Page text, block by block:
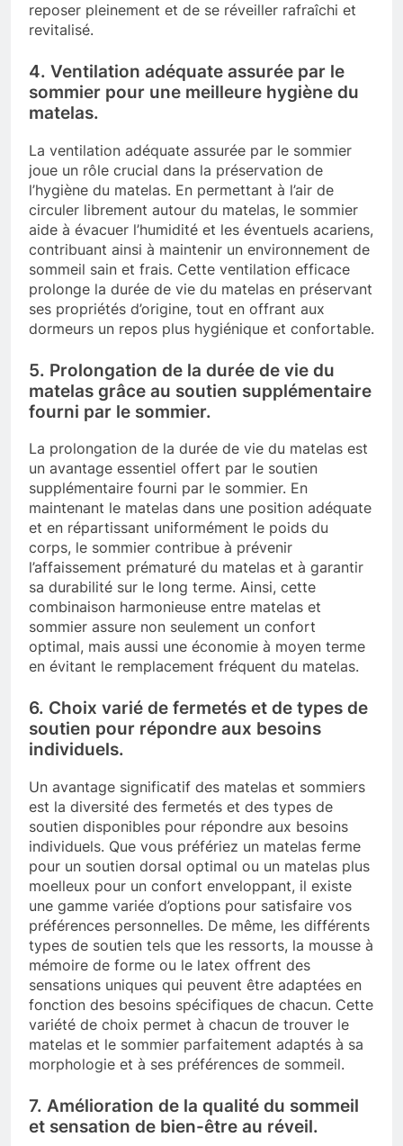
reposer pleinement et de se réveiller rafraîchi et
revitalisé.
4. Ventilation adéquate assurée par le
sommier pour une meilleure hygiène du
matelas.
La ventilation adéquate assurée par le sommier
joue un rôle crucial dans la préservation de
l’hygiène du matelas. En permettant à l’air de
circuler librement autour du matelas, le sommier
aide à évacuer l’humidité et les éventuels acariens,
contribuant ainsi à maintenir un environnement de
sommeil sain et frais. Cette ventilation efficace
prolonge la durée de vie du matelas en préservant
ses propriétés d’origine, tout en offrant aux
dormeurs un repos plus hygiénique et confortable.
5. Prolongation de la durée de vie du
matelas grâce au soutien supplémentaire
fourni par le sommier.
La prolongation de la durée de vie du matelas est
un avantage essentiel offert par le soutien
supplémentaire fourni par le sommier. En
maintenant le matelas dans une position adéquate
et en répartissant uniformément le poids du
corps, le sommier contribue à prévenir
l’affaissement prématuré du matelas et à garantir
sa durabilité sur le long terme. Ainsi, cette
combinaison harmonieuse entre matelas et
sommier assure non seulement un confort
optimal, mais aussi une économie à moyen terme
en évitant le remplacement fréquent du matelas.
6. Choix varié de fermetés et de types de
soutien pour répondre aux besoins
individuels.
Un avantage significatif des matelas et sommiers
est la diversité des fermetés et des types de
soutien disponibles pour répondre aux besoins
individuels. Que vous préfériez un matelas ferme
pour un soutien dorsal optimal ou un matelas plus
moelleux pour un confort enveloppant, il existe
une gamme variée d’options pour satisfaire vos
préférences personnelles. De même, les différents
types de soutien tels que les ressorts, la mousse à
mémoire de forme ou le latex offrent des
sensations uniques qui peuvent être adaptées en
fonction des besoins spécifiques de chacun. Cette
variété de choix permet à chacun de trouver le
matelas et le sommier parfaitement adaptés à sa
morphologie et à ses préférences de sommeil.
7. Amélioration de la qualité du sommeil
et sensation de bien-être au réveil.